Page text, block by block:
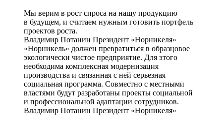
Мы верим в рост спроса на нашу продукцию
в будущем, и считаем нужным готовить портфель
проектов роста.
Владимир Потанин Президент «Норникеля»
«Норникель» должен превратиться в образцовое
экологически чистое предприятие. Для этого
необходима комплексная модернизация
производства и связанная с ней серьезная
социальная программа. Совместно с местными
властями будут разработаны проекты социальной
и профессиональной адаптации сотрудников.
Владимир Потанин Президент «Норникеля»